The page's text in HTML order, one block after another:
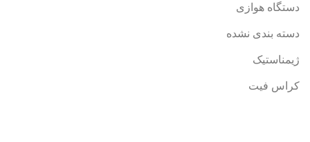
دستگاه هوازی
دسته بندی نشده
ژیمناستیک
کراس فیت